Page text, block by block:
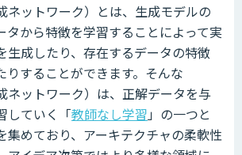
ネットワーク）とは、生成モデルの
タから特徴を学習することによって実
生成したり、存在するデータの特徴
りすることができます。そんな
ネットワーク）は、正解データを与
していく「教師なし学習 」の一つと
集めており、アーキテクチャの柔軟性